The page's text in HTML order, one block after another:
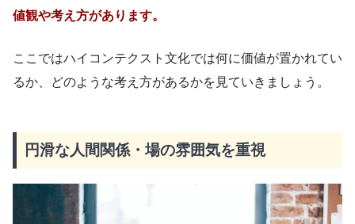
値観や考え方があります。
ここではハイコンテクスト文化では何に価値が置かれてい
るか、どのような考え方があるかを見ていきましょう。
円滑な人間関係・場の雰囲気を重視